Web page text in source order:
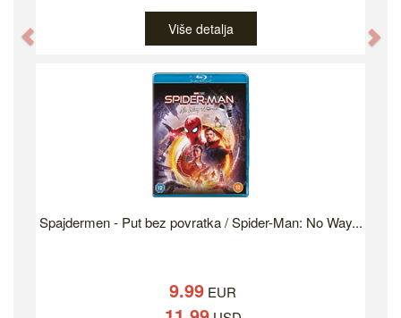
Više detalja
Spajdermen - Put bez povratka / Spider-Man: No Way...
9.99 EUR